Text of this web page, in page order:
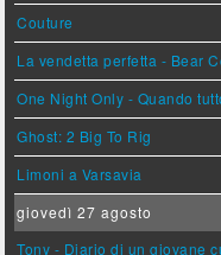
Couture
La vendetta perfetta - Bear
One Night Only - Quando
Ghost: 2 Big To Rig
Limoni a Varsavia
giovedì 27 agosto
Tony - Diario di un giovane